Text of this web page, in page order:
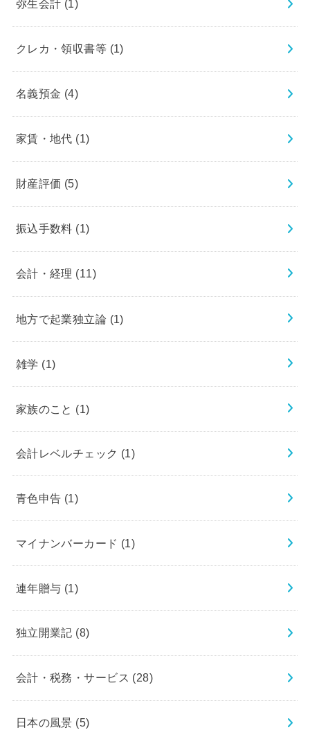
弥生会計 (1)
クレカ・領収書等 (1)
名義預金 (4)
家賃・地代 (1)
財産評価 (5)
振込手数料 (1)
会計・経理 (11)
地方で起業独立論 (1)
雑学 (1)
家族のこと (1)
会計レベルチェック (1)
青色申告 (1)
マイナンバーカード (1)
連年贈与 (1)
独立開業記 (8)
会計・税務・サービス (28)
日本の風景 (5)